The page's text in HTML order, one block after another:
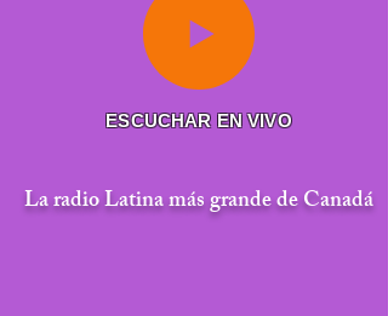
ESCUCHAR EN VIVO
La radio Latina más grande de Canadá